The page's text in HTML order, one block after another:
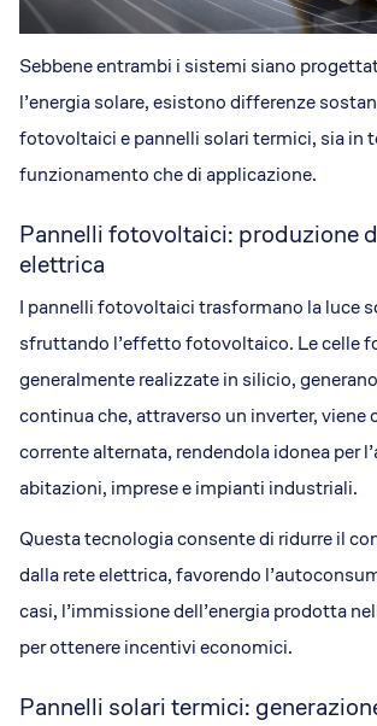
Sebbene entrambi i sistemi siano
l’energia solare, esistono differenze
fotovoltaici e pannelli solari termici, sia in
funzionamento che di applicazione.
Pannelli fotovoltaici: produzione
elettrica
I pannelli fotovoltaici trasformano la luce
sfruttando l’effetto fotovoltaico. Le celle
generalmente realizzate in silicio,
continua che, attraverso un inverter, viene
corrente alternata, rendendola idonea per
abitazioni, imprese e impianti industriali.
Questa tecnologia consente di ridurre il
dalla rete elettrica, favorendo
casi, l’immissione dell’energia prodotta
per ottenere incentivi economici.
Pannelli solari termici: